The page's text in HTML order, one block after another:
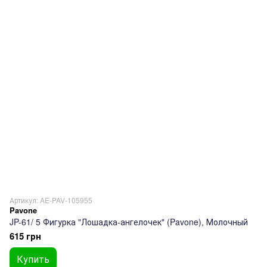
Артикул: AE-PAV-105955
Pavone
JP-61/ 5 Фигурка "Лошадка-ангелочек" (Pavone), Молочный
615 грн
Купить